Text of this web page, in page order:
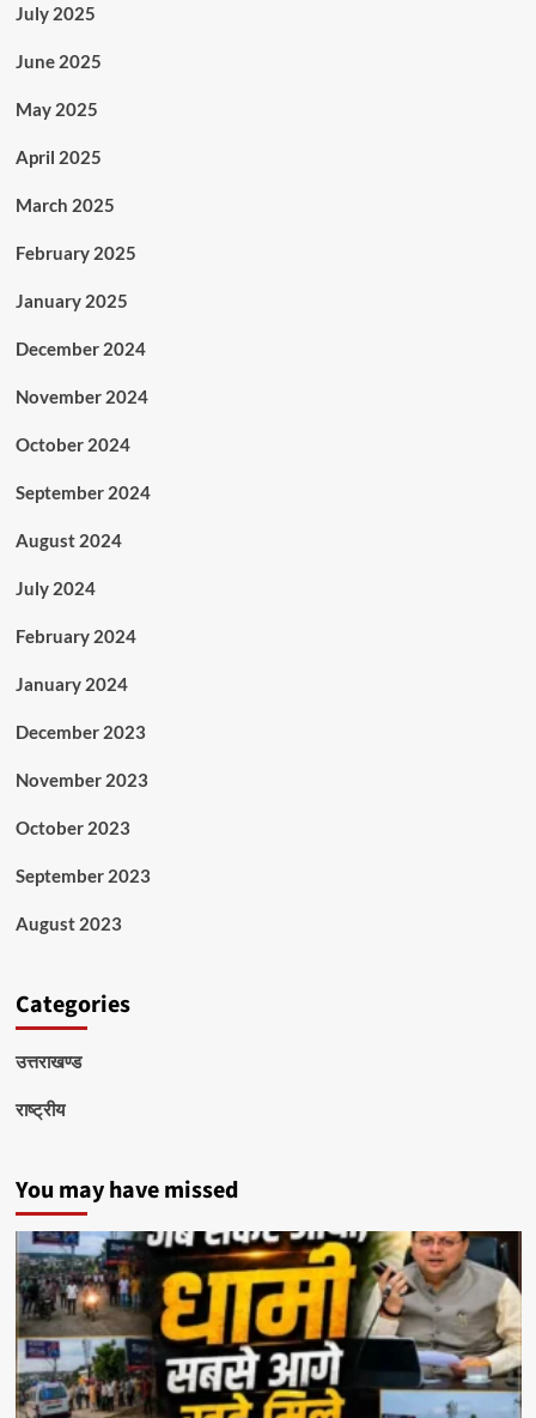
July 2025
June 2025
May 2025
April 2025
March 2025
February 2025
January 2025
December 2024
November 2024
October 2024
September 2024
August 2024
July 2024
February 2024
January 2024
December 2023
November 2023
October 2023
September 2023
August 2023
Categories
उत्तराखण्ड
राष्ट्रीय
You may have missed